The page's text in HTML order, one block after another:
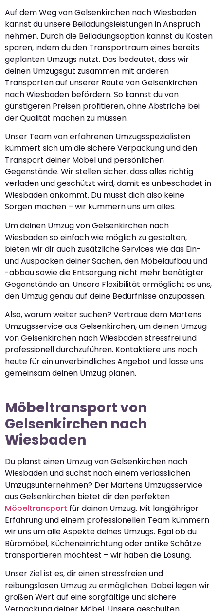
Auf dem Weg von Gelsenkirchen nach Wiesbaden
kannst du unsere Beiladungsleistungen in Anspruch
nehmen. Durch die Beiladungsoption kannst du Kosten
sparen, indem du den Transportraum eines bereits
geplanten Umzugs nutzt. Das bedeutet, dass wir
deinen Umzugsgut zusammen mit anderen
Transporten auf unserer Route von Gelsenkirchen
nach Wiesbaden befördern. So kannst du von
günstigeren Preisen profitieren, ohne Abstriche bei
der Qualität machen zu müssen.
Unser Team von erfahrenen Umzugsspezialisten
kümmert sich um die sichere Verpackung und den
Transport deiner Möbel und persönlichen
Gegenstände. Wir stellen sicher, dass alles richtig
verladen und geschützt wird, damit es unbeschadet in
Wiesbaden ankommt. Du musst dich also keine
Sorgen machen – wir kümmern uns um alles.
Um deinen Umzug von Gelsenkirchen nach
Wiesbaden so einfach wie möglich zu gestalten,
bieten wir dir auch zusätzliche Services wie das Ein-
und Auspacken deiner Sachen, den Möbelaufbau und
-abbau sowie die Entsorgung nicht mehr benötigter
Gegenstände an. Unsere Flexibilität ermöglicht es uns,
den Umzug genau auf deine Bedürfnisse anzupassen.
Also, warum weiter suchen? Vertraue dem Martens
Umzugsservice aus Gelsenkirchen, um deinen Umzug
von Gelsenkirchen nach Wiesbaden stressfrei und
professionell durchzuführen. Kontaktiere uns noch
heute für ein unverbindliches Angebot und lasse uns
gemeinsam deinen Umzug planen.
Möbeltransport von
Gelsenkirchen nach
Wiesbaden
Du planst einen Umzug von Gelsenkirchen nach
Wiesbaden und suchst nach einem verlässlichen
Umzugsunternehmen? Der Martens Umzugsservice
aus Gelsenkirchen bietet dir den perfekten
Möbeltransport für deinen Umzug. Mit langjähriger
Erfahrung und einem professionellen Team kümmern
wir uns um alle Aspekte deines Umzugs. Egal ob du
Büromöbel, Kücheneinrichtung oder antike Schätze
transportieren möchtest – wir haben die Lösung.
Unser Ziel ist es, dir einen stressfreien und
reibungslosen Umzug zu ermöglichen. Dabei legen wir
großen Wert auf eine sorgfältige und sichere